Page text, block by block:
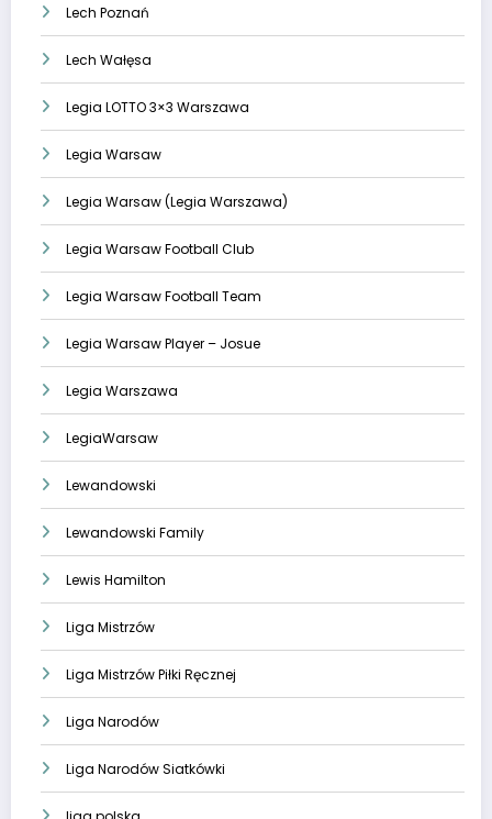
Lech Poznań
Lech Wałęsa
Legia LOTTO 3×3 Warszawa
Legia Warsaw
Legia Warsaw (Legia Warszawa)
Legia Warsaw Football Club
Legia Warsaw Football Team
Legia Warsaw Player – Josue
Legia Warszawa
LegiaWarsaw
Lewandowski
Lewandowski Family
Lewis Hamilton
Liga Mistrzów
Liga Mistrzów Piłki Ręcznej
Liga Narodów
Liga Narodów Siatkówki